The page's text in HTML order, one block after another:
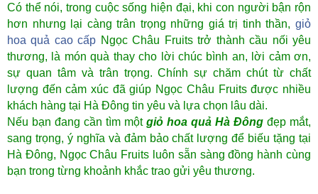
Có thể nói, trong cuộc sống hiện đại, khi con người bận rộn
hơn nhưng lại càng trân trọng những giá trị tinh thần, giỏ
hoa quả cao cấp Ngọc Châu Fruits trở thành cầu nối yêu
thương, là món quà thay cho lời chúc bình an, lời cảm ơn,
sự quan tâm và trân trọng. Chính sự chăm chút từ chất
lượng đến cảm xúc đã giúp Ngọc Châu Fruits được nhiều
khách hàng tại Hà Đông tin yêu và lựa chọn lâu dài.
Nếu bạn đang cần tìm một giỏ hoa quả Hà Đông đẹp mắt,
sang trọng, ý nghĩa và đảm bảo chất lượng để biếu tặng tại
Hà Đông, Ngọc Châu Fruits luôn sẵn sàng đồng hành cùng
bạn trong từng khoảnh khắc trao gửi yêu thương.